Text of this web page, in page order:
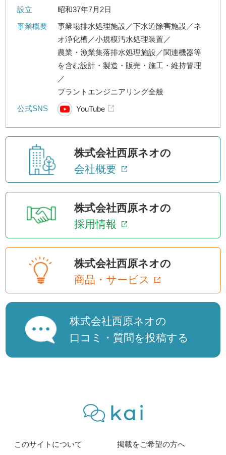
設立
昭和37年7月2日
事業概要
事業場排水処理施設／下水道除害施設／ネ
オ浄化槽／小規模汚水処理装置／
農業・漁業集落排水処理施設／関連機器等
を含む設計・製造・販売・施工・維持管理
／
プラントエンジニアリング全般
公式SNS
YouTube
株式会社西原ネオの
会社概要
株式会社西原ネオの
採用情報
株式会社西原ネオの
商品・サービス
株式会社西原ネオの
口コミ・質問を投稿する
このサイトについて 掲載をご希望の方へ